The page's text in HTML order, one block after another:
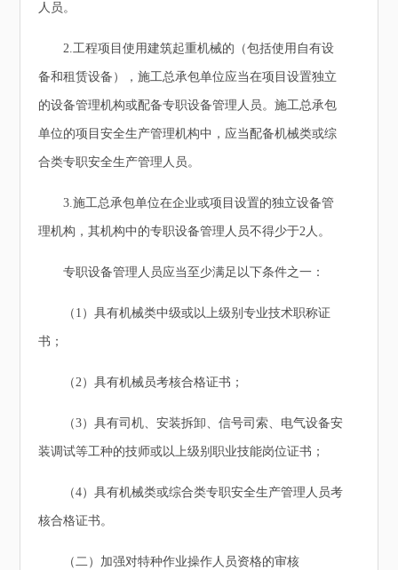
人员。
2.工程项目使用建筑起重机械的（包括使用自有设
备和租赁设备），施工总承包单位应当在项目设置独立
的设备管理机构或配备专职设备管理人员。施工总承包
单位的项目安全生产管理机构中，应当配备机械类或综
合类专职安全生产管理人员。
3.施工总承包单位在企业或项目设置的独立设备管
理机构，其机构中的专职设备管理人员不得少于2人。
专职设备管理人员应当至少满足以下条件之一：
（1）具有机械类中级或以上级别专业技术职称证
书；
（2）具有机械员考核合格证书；
（3）具有司机、安装拆卸、信号司索、电气设备安
装调试等工种的技师或以上级别职业技能岗位证书；
（4）具有机械类或综合类专职安全生产管理人员考
核合格证书。
（二）加强对特种作业操作人员资格的审核